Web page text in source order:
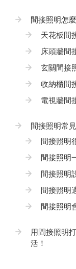
間接照明怎
天花板間
床頭牆間
玄關間接
收納櫃間
電視牆間
間接照明常
間接照明
間接照明
間接照明
間接照明
間接照明
用間接照明
活！